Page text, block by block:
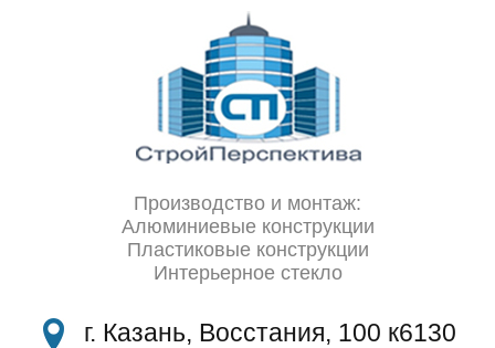
Производство и монтаж:
Алюминиевые конструкции
Пластиковые конструкции
Интерьерное стекло
г. Казань, Восстания, 100 к6130